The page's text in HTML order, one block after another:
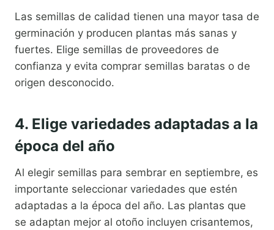
Las semillas de calidad tienen una mayor tasa de
germinación y producen plantas más sanas y
fuertes. Elige semillas de proveedores de
confianza y evita comprar semillas baratas o de
origen desconocido.
4. Elige variedades adaptadas a la
época del año
Al elegir semillas para sembrar en septiembre, es
importante seleccionar variedades que estén
adaptadas a la época del año. Las plantas que
se adaptan mejor al otoño incluyen crisantemos,